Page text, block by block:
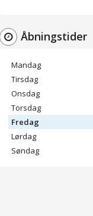
Åbningstider
Mandag
Tirsdag
Onsdag
Torsdag
Fredag
Lørdag
Søndag